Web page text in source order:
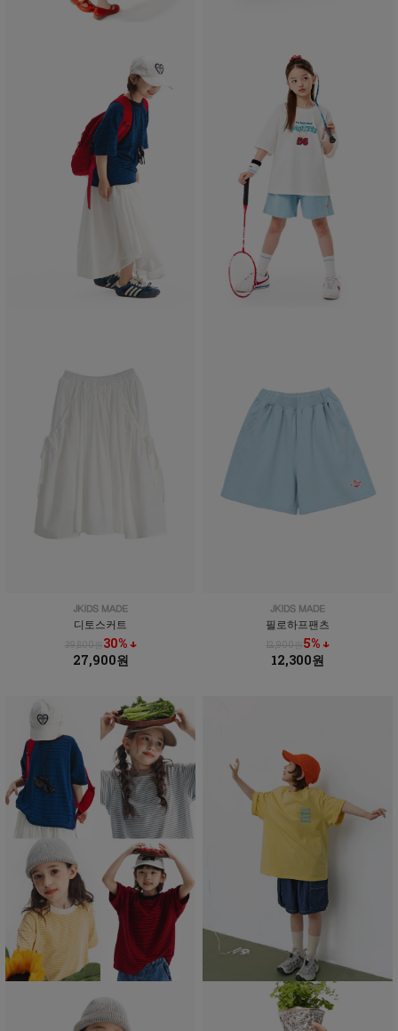
디토스커트
39,800원30% ↓
27,900원
필로하프팬츠
12,900원5% ↓
12,300원